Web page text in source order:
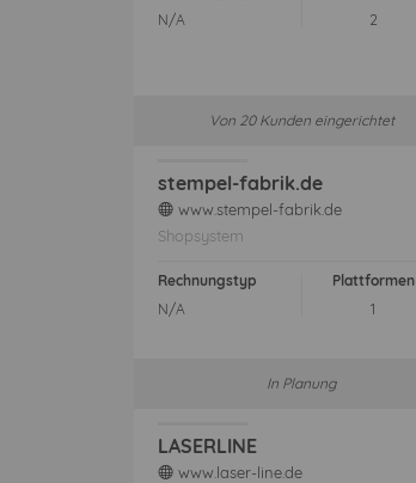
N/A
2
Von 20 Kunden eingerichtet
stempel-fabrik.de
web www.stempel-fabrik.de
Shopsystem
Rechnungstyp
N/A
Plattformen
1
In Planung
LASERLINE
web www.laser-line.de